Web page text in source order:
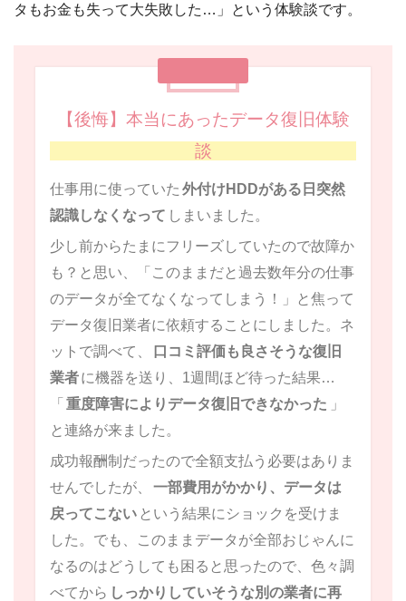
タもお金も失って大失敗した…」という体験談です。
【後悔】本当にあったデータ復旧体験
談
仕事用に使っていた 外付けHDDがある日突然
認識しなくなって しまいました。
少し前からたまにフリーズしていたので故障か
も？と思い、「このままだと過去数年分の仕事
のデータが全てなくなってしまう！」と焦って
データ復旧業者に依頼することにしました。ネ
ットで調べて、
口コミ評価も良さそうな復旧
業者に機器を送り、1週間ほど待った結果…
「 重度障害によりデータ復旧できなかった 」
と連絡が来ました。
成功報酬制だったので全額支払う必要はありま
せんでしたが、
一部費用がかかり、データは
戻ってこない という結果にショックを受けま
した。でも、このままデータが全部おじゃんに
なるのはどうしても困ると思ったので、色々調
べてから しっかりしていそうな別の業者に再